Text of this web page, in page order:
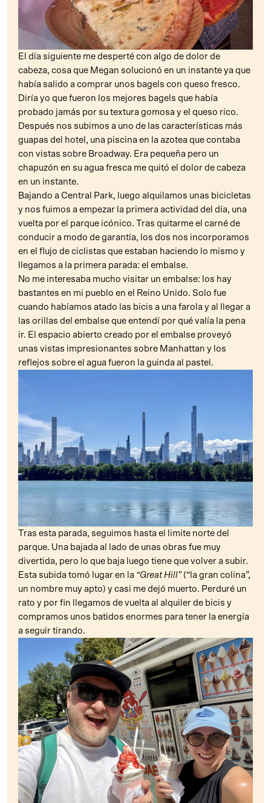
El día siguiente me desperté con algo de dolor de
cabeza, cosa que Megan solucionó en un instante ya que
había salido a comprar unos bagels con queso fresco.
Diría yo que fueron los mejores bagels que había
probado jamás por su textura gomosa y el queso rico.
Después nos subimos a uno de las características más
guapas del hotel, una piscina en la azotea que contaba
con vistas sobre Broadway. Era pequeña pero un
chapuzón en su agua fresca me quitó el dolor de cabeza
en un instante.
Bajando a Central Park, luego alquilamos unas bicicletas
y nos fuimos a empezar la primera actividad del día, una
vuelta por el parque icónico. Tras quitarme el carné de
conducir a modo de garantía, los dos nos incorporamos
en el flujo de ciclistas que estaban haciendo lo mismo y
llegamos a la primera parada: el embalse.
No me interesaba mucho visitar un embalse: los hay
bastantes en mi pueblo en el Reino Unido. Solo fue
cuando habíamos atado las bicis a una farola y al llegar a
las orillas del embalse que entendí por qué valía la pena
ir. El espacio abierto creado por el embalse proveyó
unas vistas impresionantes sobre Manhattan y los
reflejos sobre el agua fueron la guinda al pastel.
Tras esta parada, seguimos hasta el limite norte del
parque. Una bajada al lado de unas obras fue muy
divertida, pero lo que baja luego tiene que volver a subir.
Esta subida tomó lugar en la “Great Hill”(“la gran colina”,
un nombre muy apto) y casi me dejó muerto. Perduré un
rato y por fin llegamos de vuelta al alquiler de bicis y
compramos unos batidos enormes para tener la energía
a seguir tirando.